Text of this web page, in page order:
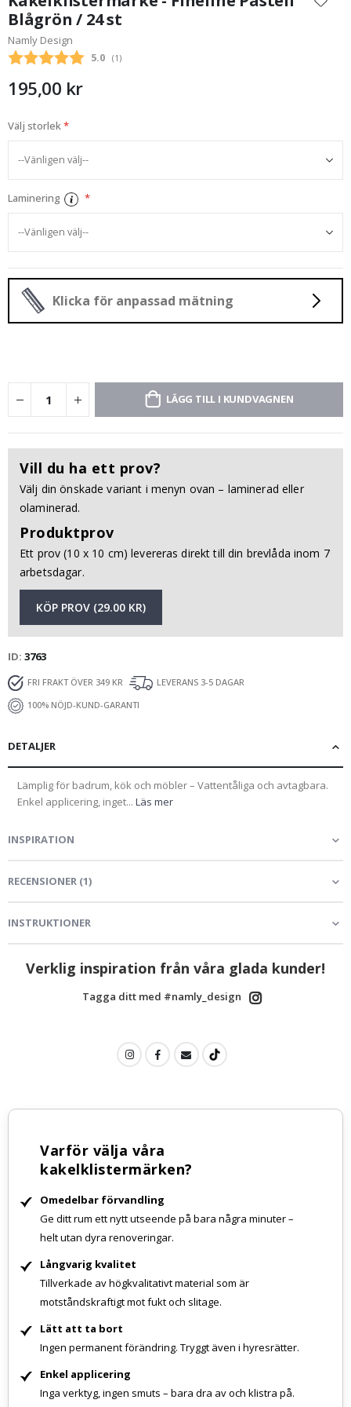
början
av
bildgalleriet
Blågrön / 24 st
Namly Design
Snittbetyg:
5.0 (röster:
1 )
195,00 kr
Välj storlek
Laminering
Klicka för anpassad mätning
LÄGG TILL I KUNDVAGNEN
Vill du ha ett prov?
Välj din önskade variant i menyn ovan – laminerad eller
olaminerad.
Produktprov
Ett prov (10 x 10 cm) levereras direkt till din brevlåda inom 7
arbetsdagar.
KÖP PROV (29.00 KR)
ID 3763
FRI FRAKT ÖVER 349 KR
LEVERANS 3-5 DAGAR
100% NÖJD-KUND-GARANTI
DETALJER
Lämplig för badrum, kök och möbler – Vattentåliga och avtagbara.
Enkel applicering, inget... Läs mer
INSPIRATION
RECENSIONER (1)
INSTRUKTIONER
Verklig inspiration från våra glada kunder!
Tagga ditt med #namly_design
Varför välja våra
kakelklistermärken?
Omedelbar förvandling
Ge ditt rum ett nytt utseende på bara några minuter –
helt utan dyra renoveringar.
Långvarig kvalitet
Tillverkade av högkvalitativt material som är
motståndskraftigt mot fukt och slitage.
Lätt att ta bort
Ingen permanent förändring. Tryggt även i hyresrätter.
Enkel applicering
Inga verktyg, ingen smuts – bara dra av och klistra på.